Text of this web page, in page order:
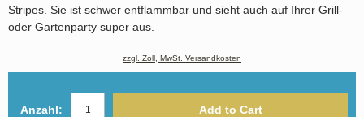
Stripes. Sie ist schwer entflammbar und sieht auch auf Ihrer Grill-
oder Gartenparty super aus.
zzgl. Zoll, MwSt. Versandkosten
Anzahl: Add to Cart